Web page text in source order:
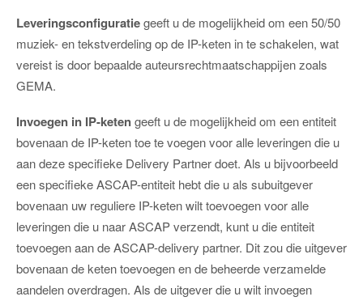
Leveringsconfiguratiegeeft u de mogelijkheid om een 50/50
muziek- en tekstverdeling op de IP-keten in te schakelen, wat
vereist is door bepaalde auteursrechtmaatschappijen zoals
GEMA.
Invoegen in IP-ketengeeft u de mogelijkheid om een entiteit
bovenaan de IP-keten toe te voegen voor alle leveringen die u
aan deze specifieke Delivery Partner doet. Als u bijvoorbeeld
een specifieke ASCAP-entiteit hebt die u als subuitgever
bovenaan uw reguliere IP-keten wilt toevoegen voor alle
leveringen die u naar ASCAP verzendt, kunt u die entiteit
toevoegen aan de ASCAP-delivery partner. Dit zou die uitgever
bovenaan de keten toevoegen en de beheerde verzamelde
aandelen overdragen. Als de uitgever die u wilt invoegen